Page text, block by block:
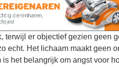
terwijl er objectief gezien geen
echt. Het lichaam maakt geen
het belangrijk om angst voor